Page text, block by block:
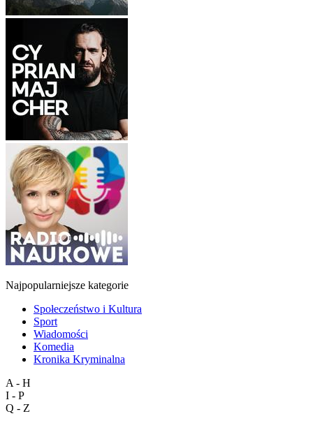
Najpopularniejsze kategorie
Społeczeństwo i Kultura
Sport
Wiadomości
Komedia
Kronika Kryminalna
A - H
I - P
Q - Z